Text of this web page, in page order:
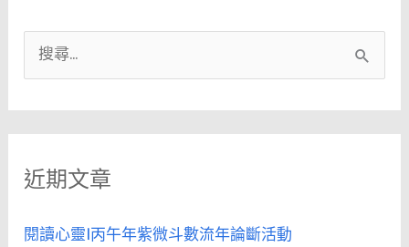
尋
關
字
近期文章
閱讀心靈|丙午年紫微斗數流年論斷活動